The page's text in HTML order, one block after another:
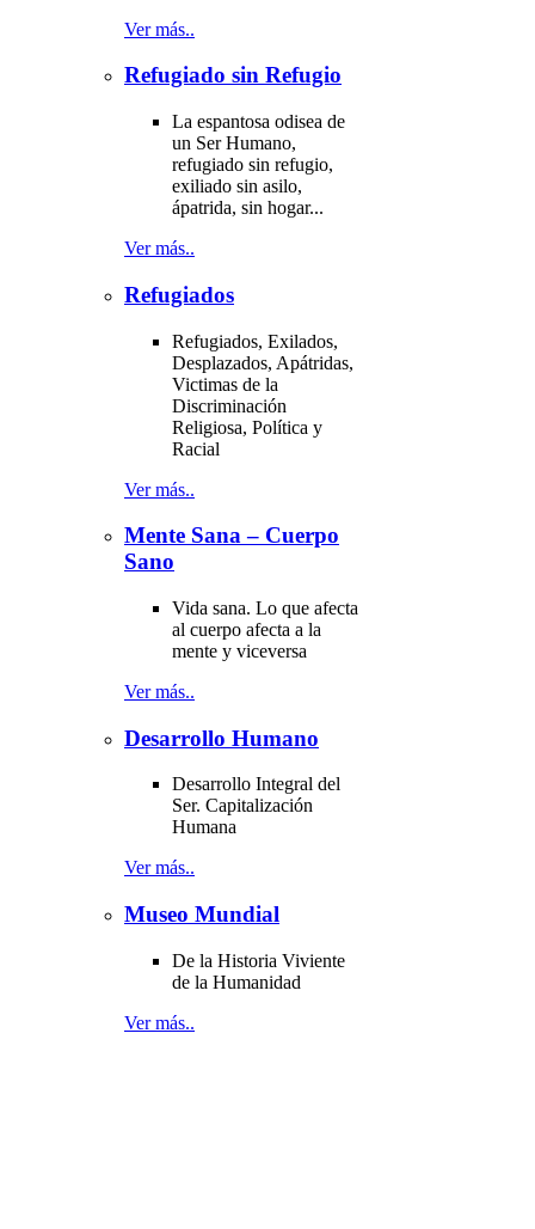
Ver más..
Refugiado sin Refugio
La espantosa odisea de
un Ser Humano,
refugiado sin refugio,
exiliado sin asilo,
ápatrida, sin hogar...
Ver más..
Refugiados
Refugiados, Exilados,
Desplazados, Apátridas,
Victimas de la
Discriminación
Religiosa, Política y
Racial
Ver más..
Mente Sana – Cuerpo
Sano
Vida sana. Lo que afecta
al cuerpo afecta a la
mente y viceversa
Ver más..
Desarrollo Humano
Desarrollo Integral del
Ser. Capitalización
Humana
Ver más..
Museo Mundial
De la Historia Viviente
de la Humanidad
Ver más..